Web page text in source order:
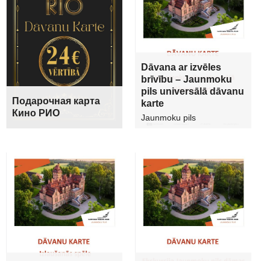
Подарочная карта
Кино РИО
Dāvana ar izvēles
brīvību – Jaunmoku
pils universālā dāvanu
karte
Jaunmoku pils